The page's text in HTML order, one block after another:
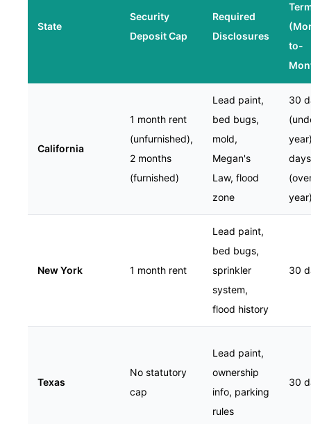
State
Security
Deposit Cap
Required
Disclosures
to-
California
1 month rent
(unfurnished),
2 months
(furnished)
Lead paint,
bed bugs,
mold,
Megan's
Law, flood
zone
30
days
New York 1 month rent
Lead paint,
bed bugs,
sprinkler
system,
flood history
30
Texas
No statutory
cap
Lead paint,
ownership
info, parking
rules
30